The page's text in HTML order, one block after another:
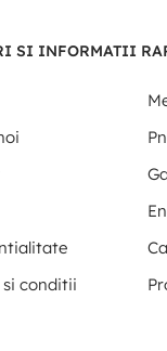
SI INFORMATII
si conditii